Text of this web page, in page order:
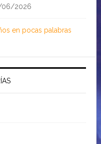
06/2026
en pocas palabras